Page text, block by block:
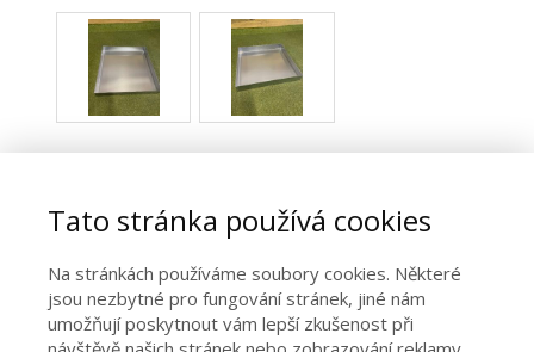
29,5)
/ Eshop / AKCE !!! / Plechové víko 6 rámků (46x 29,5)
Tato stránka používá cookies
Na stránkách používáme soubory cookies. Některé
jsou nezbytné pro fungování stránek, jiné nám
umožňují poskytnout vám lepší zkušenost při